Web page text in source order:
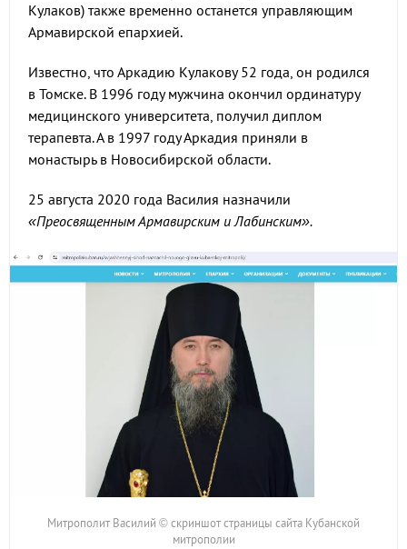
Кулаков) также временно останется управляющим
Армавирской епархией.
Известно, что Аркадию Кулакову 52 года, он родился
в Томске. В 1996 году мужчина окончил ординатуру
медицинского университета, получил диплом
терапевта. А в 1997 году Аркадия приняли в
монастырь в Новосибирской области.
25 августа 2020 года Василия назначили
«Преосвященным Армавирским и Лабинским».
Митрополит Василий © скриншот страницы сайта Кубанской
митрополии